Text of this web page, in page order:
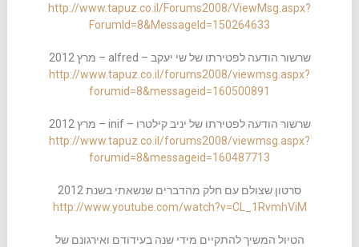
http://www.tapuz.co.il/Forums2008/ViewMsg.aspx?
ForumId=8&MessageId=150264633
שרשור הודעה לפטירתו של שי יעקב – alfred – מרץ 2012
http://www.tapuz.co.il/forums2008/viewmsg.aspx?
forumid=8&messageid=160500891
שרשור הודעה לפטירתו של יניב קילטרו – inif – מרץ 2012
http://www.tapuz.co.il/forums2008/viewmsg.aspx?
forumid=8&messageid=160487713
סרטון שצולם עם חלק מהדברים שנשאתי בשנת 2012
http://www.youtube.com/watch?v=CL_1RvmhViM
הטיול המשיך להתקיים מידי שנה בעידודם ואירגונם של